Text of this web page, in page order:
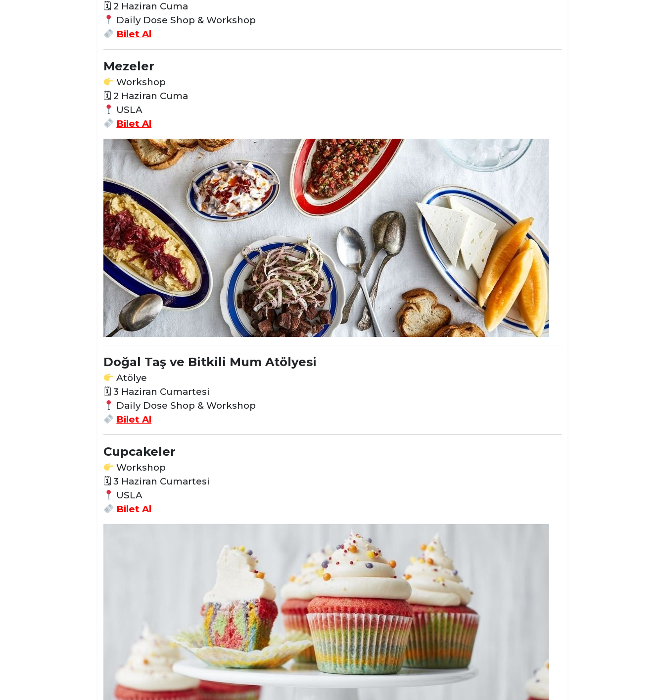
🗓 2 Haziran Cuma
Daily Dose Shop & Workshop
Bilet Al
Mezeler
Workshop
🗓 2 Haziran Cuma
USLA
Bilet Al
Doğal Taş ve Bitkili Mum Atölyesi
Atölye
🗓 3 Haziran Cumartesi
Daily Dose Shop & Workshop
Bilet Al
Cupcakeler
Workshop
🗓 3 Haziran Cumartesi
USLA
Bilet Al